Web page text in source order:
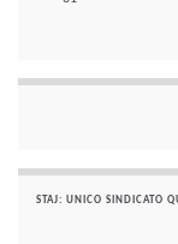
STAJ: UNICO SINDICATO